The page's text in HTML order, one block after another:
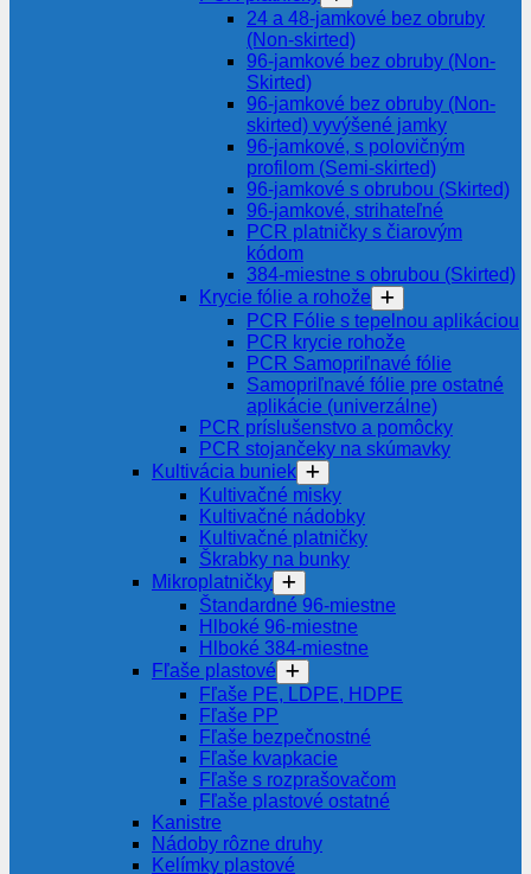
24 a 48-jamkové bez obruby
(Non-skirted)
96-jamkové bez obruby (Non-
Skirted)
96-jamkové bez obruby (Non-
skirted) vyvýšené jamky
96-jamkové, s polovičným
profilom (Semi-skirted)
96-jamkové s obrubou (Skirted)
96-jamkové, strihateľné
PCR platničky s čiarovým
kódom
384-miestne s obrubou (Skirted)
Krycie fólie a rohože
PCR Fólie s tepelnou aplikáciou
PCR krycie rohože
PCR Samopriľnavé fólie
Samopriľnavé fólie pre ostatné
aplikácie (univerzálne)
PCR príslušenstvo a pomôcky
PCR stojančeky na skúmavky
Kultivácia buniek
Kultivačné misky
Kultivačné nádobky
Kultivačné platničky
Škrabky na bunky
Mikroplatničky
Štandardné 96-miestne
Hlboké 96-miestne
Hlboké 384-miestne
Fľaše plastové
Fľaše PE, LDPE, HDPE
Fľaše PP
Fľaše bezpečnostné
Fľaše kvapkacie
Fľaše s rozprašovačom
Fľaše plastové ostatné
Kanistre
Nádoby rôzne druhy
Kelímky plastové